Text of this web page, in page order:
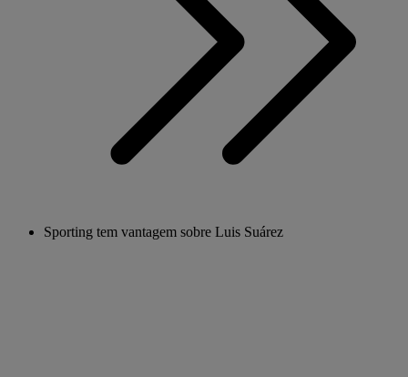
Sporting tem vantagem sobre Luis Suárez